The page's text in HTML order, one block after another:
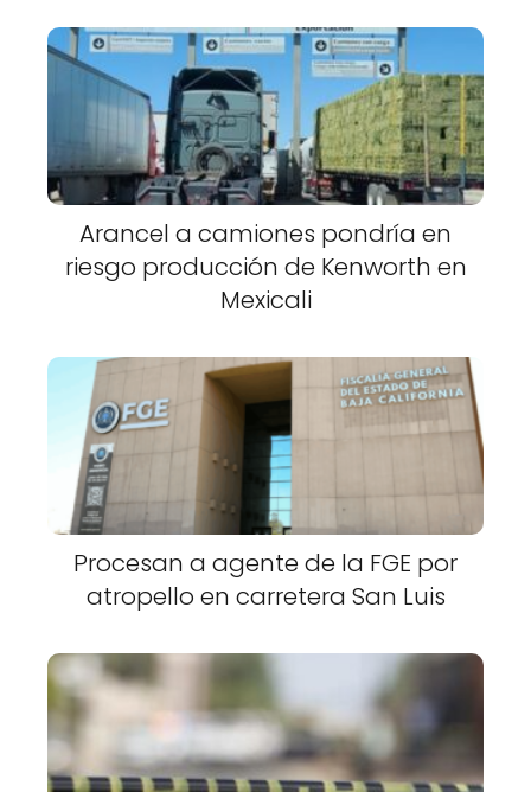
Arancel a camiones pondría en
riesgo producción de Kenworth en
Mexicali
Procesan a agente de la FGE por
atropello en carretera San Luis